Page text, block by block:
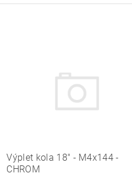
Výplet kola 18" - M4x144 -
CHROM